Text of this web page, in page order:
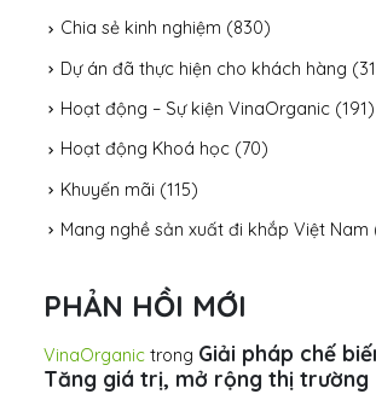
Chia sẻ kinh nghiệm (830)
Dự án đã thực hiện cho khách hàng
Hoạt động – Sự kiện VinaOrganic (191)
Hoạt động Khoá học (70)
Khuyến mãi (115)
Mang nghề sản xuất đi khắp Việt Nam
PHẢN HỒI MỚI
VinaOrganic trong Giải pháp chế
Tăng giá trị, mở rộng thị trường